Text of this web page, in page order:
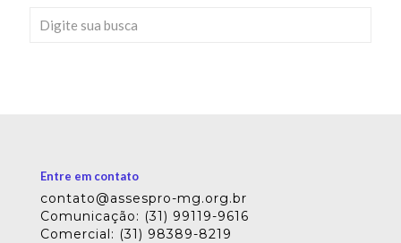
Entre em contato
contato@assespro-mg.org.br
Comunicação: (31) 99119-9616
Comercial: (31) 98389-8219